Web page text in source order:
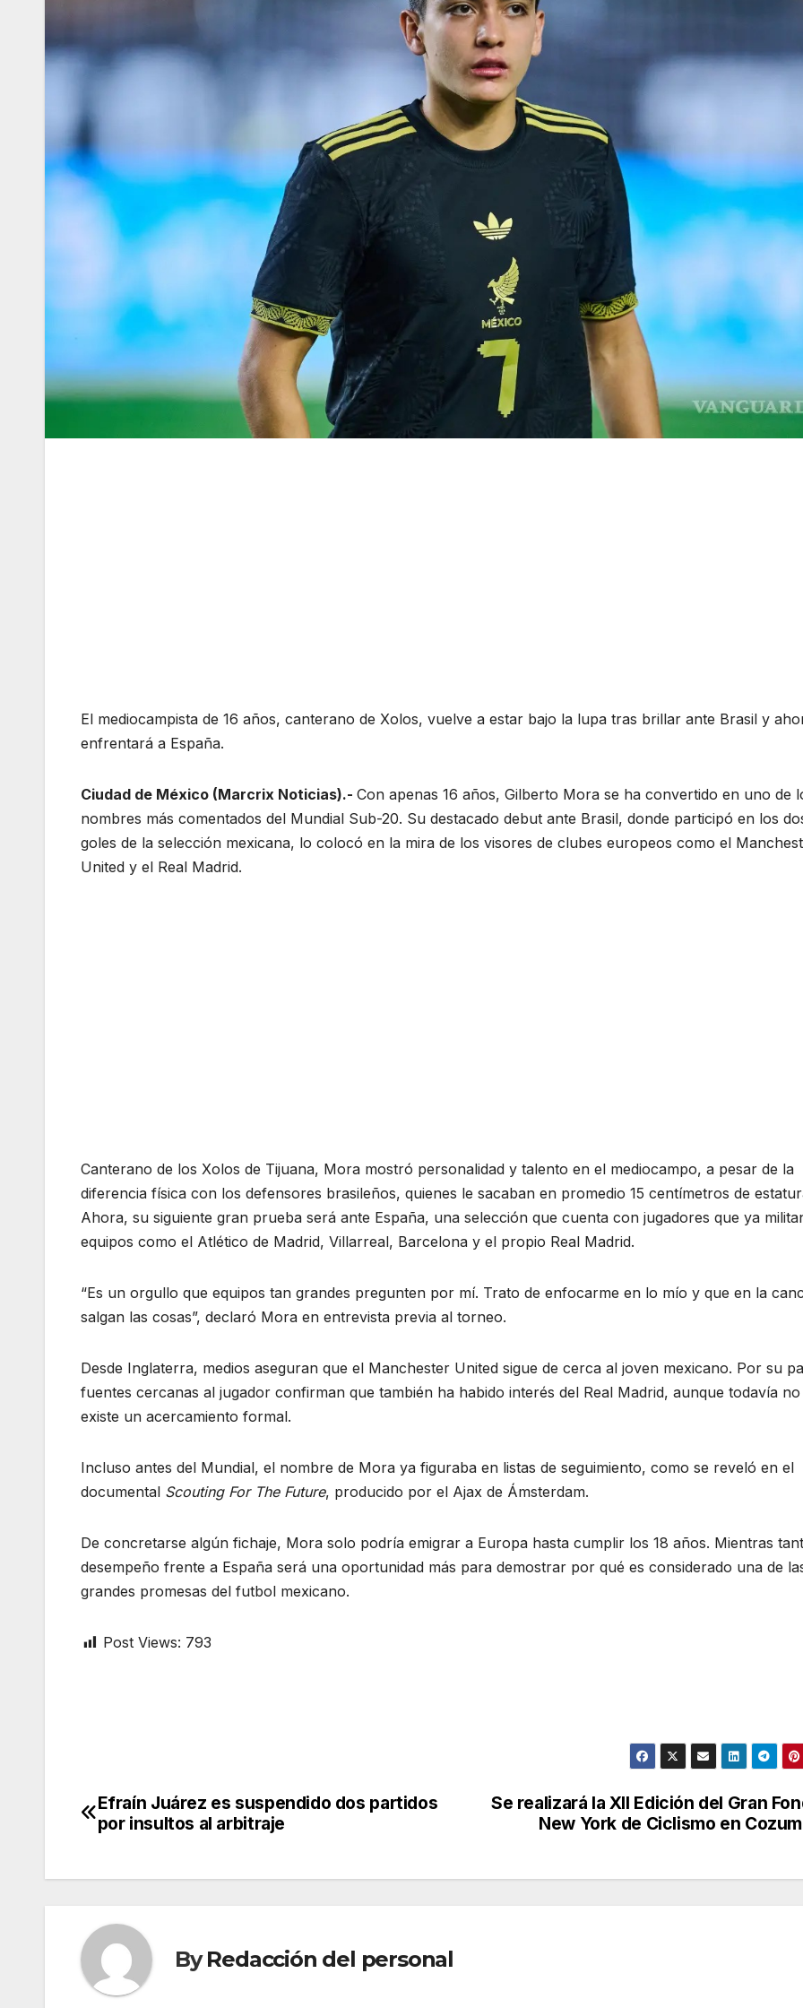
El mediocampista de 16 años, canterano de Xolos, vuelve a estar bajo la lupa tras brillar ante Brasil y
enfrentará a España.
Ciudad de México (Marcrix Noticias).- Con apenas 16 años, Gilberto Mora se ha convertido en uno de
nombres más comentados del Mundial Sub-20. Su destacado debut ante Brasil, donde participó en los
goles de la selección mexicana, lo colocó en la mira de los visores de clubes europeos como el
United y el Real Madrid.
Canterano de los Xolos de Tijuana, Mora mostró personalidad y talento en el mediocampo, a pesar de la
diferencia física con los defensores brasileños, quienes le sacaban en promedio 15 centímetros de
Ahora, su siguiente gran prueba será ante España, una selección que cuenta con jugadores que ya
equipos como el Atlético de Madrid, Villarreal, Barcelona y el propio Real Madrid.
“Es un orgullo que equipos tan grandes pregunten por mí. Trato de enfocarme en lo mío y que en la
salgan las cosas”, declaró Mora en entrevista previa al torneo.
Desde Inglaterra, medios aseguran que el Manchester United sigue de cerca al joven mexicano. Por su
fuentes cercanas al jugador confirman que también ha habido interés del Real Madrid, aunque todavía no
existe un acercamiento formal.
Incluso antes del Mundial, el nombre de Mora ya figuraba en listas de seguimiento, como se reveló en el
documental Scouting For The Future, producido por el Ajax de Ámsterdam.
De concretarse algún fichaje, Mora solo podría emigrar a Europa hasta cumplir los 18 años. Mientras
desempeño frente a España será una oportunidad más para demostrar por qué es considerado una de
grandes promesas del futbol mexicano.
Post Views: 793
Post
Se realizará la XII Edición del Gran
New York de Ciclismo en
Efraín Juárez es suspendido dos partidos
por insultos al arbitraje
ByRedacción del personal